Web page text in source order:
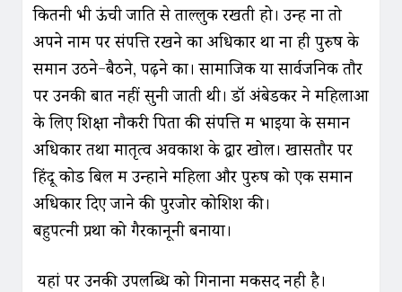
कितनी भी ऊंची जाति से ताल्लुक रखती हो। उन्हें ना तो
अपने नाम पर संपत्ति रखने का अधिकार था ना ही पुरुष के
समान उठने-बैठने, पढ़ने का। सामाजिक या सार्वजनिक तौर
पर उनकी बातें नहीं सुनी जाती थी। डॉ अंबेडकर ने महिलाओं
के लिए शिक्षा नौकरी पिता की संपत्ति में भाइयों के समान
अधिकार तथा मातृत्व अवकाश के द्वार खोलें। खासतौर पर
हिंदू कोड बिल में उन्होंने महिला और पुरुष को एक समान
अधिकार दिए जाने की पुरजोर कोशिश की।
बहुपत्‍नी प्रथा को गैरकानूनी बनाया।
यहां पर उनकी उपलब्धि‍ को गिनाना मकसद नही है।